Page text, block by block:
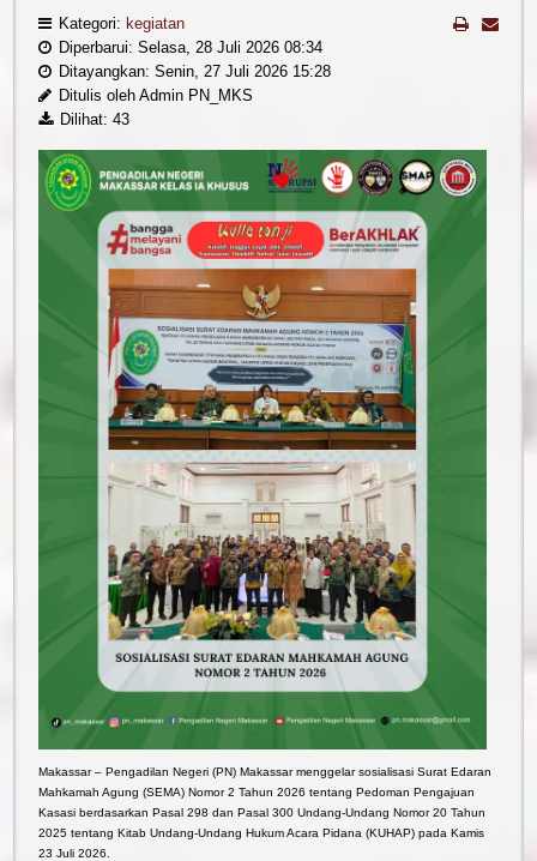
Kategori: kegiatan
Diperbarui: Selasa, 28 Juli 2026 08:34
Ditayangkan: Senin, 27 Juli 2026 15:28
Ditulis oleh Admin PN_MKS
Dilihat: 43
Makassar – Pengadilan Negeri (PN) Makassar menggelar sosialisasi Surat Edaran
Mahkamah Agung (SEMA) Nomor 2 Tahun 2026 tentang Pedoman Pengajuan
Kasasi berdasarkan Pasal 298 dan Pasal 300 Undang-Undang Nomor 20 Tahun
2025 tentang Kitab Undang-Undang Hukum Acara Pidana (KUHAP) pada Kamis
23 Juli 2026.